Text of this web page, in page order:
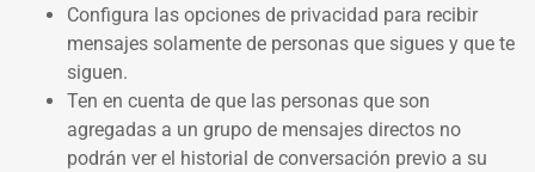
Configura las opciones de privacidad para recibir
mensajes solamente de personas que sigues y que te
siguen.
Ten en cuenta de que las personas que son
agregadas a un grupo de mensajes directos no
podrán ver el historial de conversación previo a su